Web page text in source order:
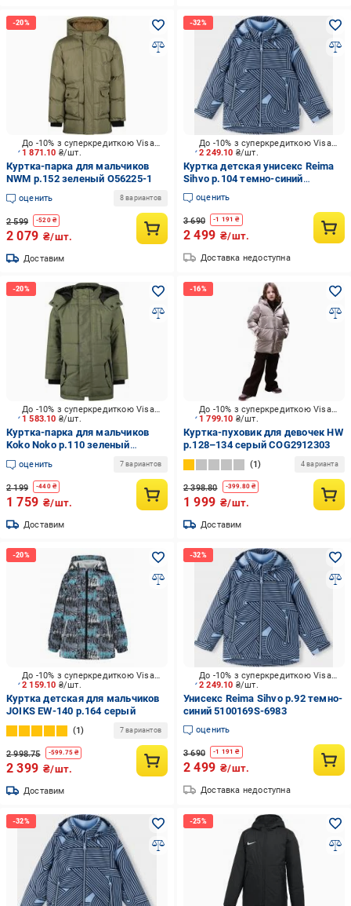
1 871.10 ₴/шт.
До -10% з суперкредиткою Visa Вигода
Куртка-парка для мальчиков
NWM р.152 зеленый O56225-1
оценить 8 вариантов
2 599 -520₴
2 079 ₴/шт.
Доставим
2 249.10 ₴/шт.
До -10% з суперкредиткою Visa Вигода
Куртка детская унисекс Reima
Sihvo р.104 темно-синий
5100169S-6983
оценить
3 690 -1 191 ₴
2 499 ₴/шт.
Доставка недоступна
1 583.10 ₴/шт.
До -10% з суперкредиткою Visa Вигода
Куртка-парка для мальчиков
Koko Noko р.110 зеленый
O56824-37
оценить 7 вариантов
2 199 -440₴
1 759 ₴/шт.
Доставим
1 799.10 ₴/шт.
До -10% з суперкредиткою Visa Вигода
Куртка-пуховик для девочек HW
р.128–134 серый COG2912303
1 4 варианта
2 398.80 -399.80₴
1 999 ₴/шт.
Доставим
2 159.10 ₴/шт.
До -10% з суперкредиткою Visa Вигода
Куртка детская для мальчиков
JOIKS EW-140 р.164 серый
1 7 вариантов
2 998.75 -599.75 ₴
2 399 ₴/шт.
Доставим
2 249.10 ₴/шт.
До -10% з суперкредиткою Visa Вигода
Унисекс Reima Sihvo р.92 темно-
синий 5100169S-6983
оценить
3 690 -1 191 ₴
2 499 ₴/шт.
Доставка недоступна